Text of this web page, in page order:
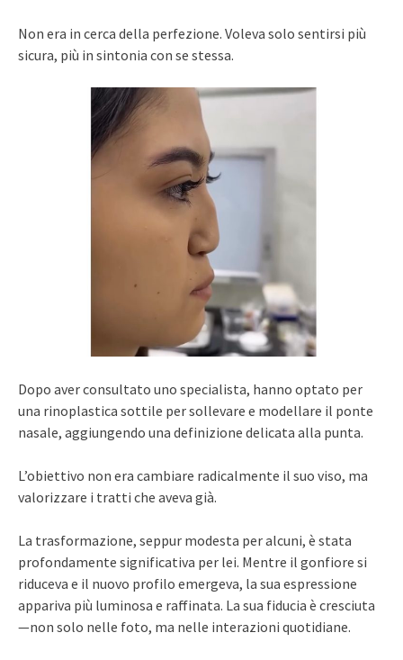
Non era in cerca della perfezione. Voleva solo sentirsi più
sicura, più in sintonia con se stessa.
Dopo aver consultato uno specialista, hanno optato per
una rinoplastica sottile per sollevare e modellare il ponte
nasale, aggiungendo una definizione delicata alla punta.
L’obiettivo non era cambiare radicalmente il suo viso, ma
valorizzare i tratti che aveva già.
La trasformazione, seppur modesta per alcuni, è stata
profondamente significativa per lei. Mentre il gonfiore si
riduceva e il nuovo profilo emergeva, la sua espressione
appariva più luminosa e raffinata. La sua fiducia è cresciuta
—non solo nelle foto, ma nelle interazioni quotidiane.